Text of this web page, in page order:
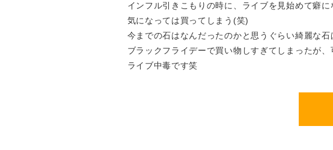
インフル引きこもりの時に、ライブを見始めて癖
気になっては買ってしまう(笑)
今までの石はなんだったのかと思うぐらい綺麗な石
ブラックフライデーで買い物しすぎてしまったが、
ライブ中毒です笑